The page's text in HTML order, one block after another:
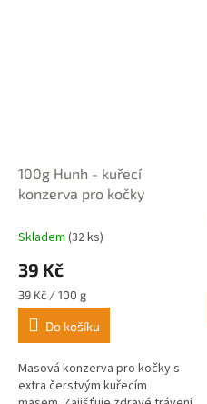
100g Hunh - kuřecí
konzerva pro kočky
Skladem (32 ks)
39 Kč
Měrná
cena:
39 Kč / 100 g
Do košíku
Masová konzerva pro kočky s
extra čerstvým kuřecím